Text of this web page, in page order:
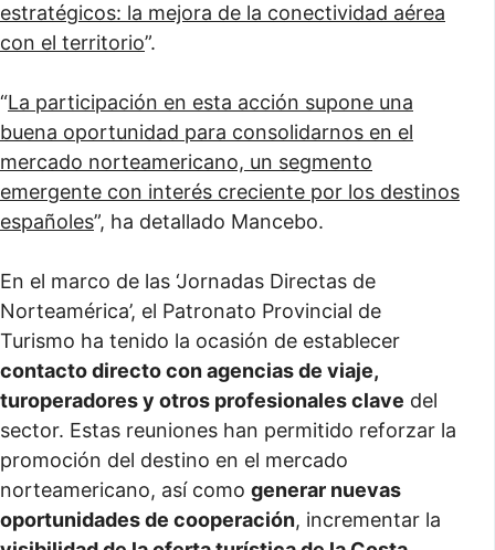
estratégicos: la mejora de la conectividad aérea
con el territorio”.
“La participación en esta acción supone una
buena oportunidad para consolidarnos en el
mercado norteamericano, un segmento
emergente con interés creciente por los destinos
españoles”, ha detallado Mancebo.
En el marco de las ‘Jornadas Directas de
Norteamérica’, el Patronato Provincial de
Turismo ha tenido la ocasión de establecer
contacto directo con agencias de viaje,
turoperadores y otros profesionales clave del
sector. Estas reuniones han permitido reforzar la
promoción del destino en el mercado
norteamericano, así como generar nuevas
oportunidades de cooperación, incrementar la